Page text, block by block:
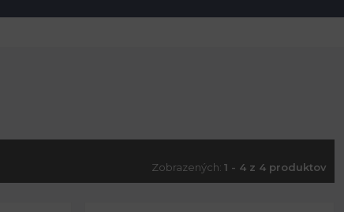
Zobrazených: 1 - 4 z 4 produktov